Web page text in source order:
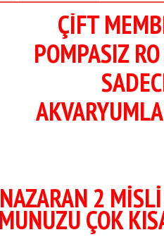
ÇİFT
POMPASIZ
2
ÇOK